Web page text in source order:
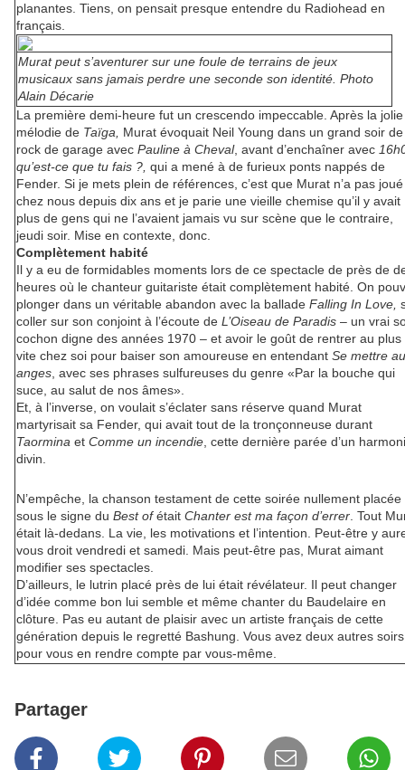
planantes. Tiens, on pensait presque entendre du Radiohead en
français.
Murat peut s’aventurer sur une foule de terrains de jeux
musicaux sans jamais perdre une seconde son identité. Photo
Alain Décarie
La première demi-heure fut un crescendo impeccable. Après la jolie
mélodie de Taïga,
Murat évoquait Neil Young dans un grand soir de
rock de garage avec Pauline à Cheval, avant d’enchaîner avec
qu’est-ce que tu fais ?, qui a mené à de furieux ponts nappés de
Fender. Si je mets plein de références, c’est que Murat n’a pas joué
chez nous depuis dix ans et je parie une vieille chemise qu’il y avait
plus de gens qui ne l’avaient jamais vu sur scène que le contraire,
jeudi soir. Mise en contexte, donc.
Complètement habité
Il y a eu de formidables moments lors de ce spectacle de près de
heures où le chanteur guitariste était complètement habité. On
plonger dans un véritable abandon avec la ballade Falling In Love,
coller sur son conjoint à l’écoute de L’Oiseau de Paradis – un vrai
cochon digne des années 1970 – et avoir le goût de rentrer au plus
vite chez soi pour baiser son amoureuse en entendant Se mettre
anges , avec ses phrases sulfureuses du genre «Par la bouche qui
suce, au salut de nos âmes».
Et, à l’inverse, on voulait s’éclater sans réserve quand Murat
martyrisait sa Fender, qui avait tout de la tronçonneuse durant
Taormina et Comme un incendie , cette dernière parée d’un
divin.
N’empêche, la chanson testament de cette soirée nullement placée
sous le signe du Best ofétait Chanter est ma façon d’errer . Tout
était là-dedans. La vie, les motivations et l’intention. Peut-être y
vous droit vendredi et samedi. Mais peut-être pas, Murat aimant
modifier ses spectacles.
D’ailleurs, le lutrin placé près de lui était révélateur. Il peut changer
d’idée comme bon lui semble et même chanter du Baudelaire en
clôture. Pas eu autant de plaisir avec un artiste français de cette
génération depuis le regretté Bashung. Vous avez deux autres soirs
pour vous en rendre compte par vous-même.
Partager